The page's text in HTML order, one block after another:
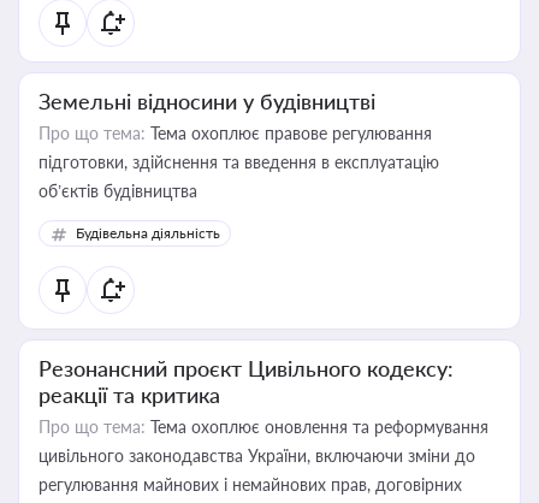
Земельні відносини у будівництві
Про що тема: Тема охоплює правове регулювання
підготовки, здійснення та введення в експлуатацію
об’єктів будівництва
Будівельна діяльність
Резонансний проєкт Цивільного кодексу:
реакції та критика
Про що тема: Тема охоплює оновлення та реформування
цивільного законодавства України, включаючи зміни до
регулювання майнових і немайнових прав, договірних